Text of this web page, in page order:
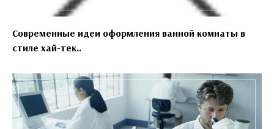
Современные идеи оформления ванной комнаты в
стиле хай-тек..